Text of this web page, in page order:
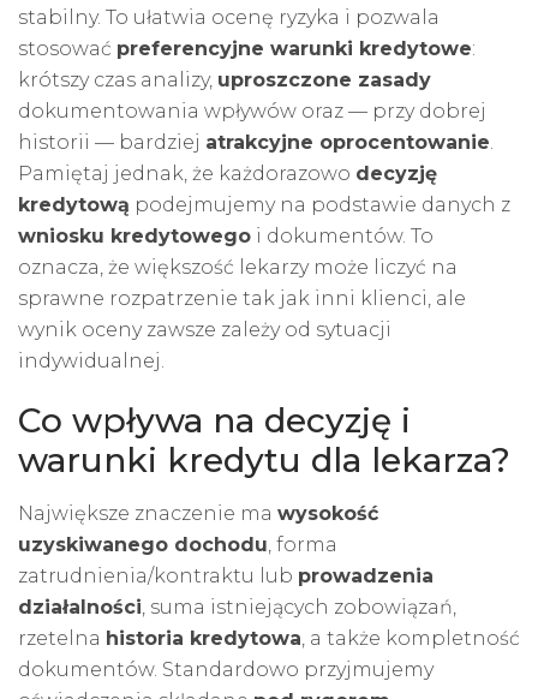
stabilny. To ułatwia ocenę ryzyka i pozwala
stosować preferencyjne warunki kredytowe:
krótszy czas analizy, uproszczone zasady
dokumentowania wpływów oraz — przy dobrej
historii — bardziej atrakcyjne oprocentowanie.
Pamiętaj jednak, że każdorazowo decyzję
kredytową podejmujemy na podstawie danych z
wniosku kredytowego i dokumentów. To
oznacza, że większość lekarzy może liczyć na
sprawne rozpatrzenie tak jak inni klienci, ale
wynik oceny zawsze zależy od sytuacji
indywidualnej.
Co wpływa na decyzję i
warunki kredytu dla lekarza?
Największe znaczenie ma wysokość
uzyskiwanego dochodu, forma
zatrudnienia/kontraktu lub prowadzenia
działalności, suma istniejących zobowiązań,
rzetelna historia kredytowa, a także kompletność
dokumentów. Standardowo przyjmujemy